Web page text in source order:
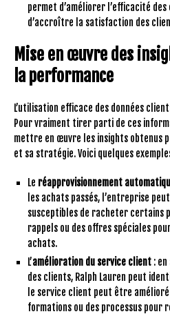
permet d’améliorer l’efficacité
d’accroître la satisfaction des
Mise en œuvre des
la performance
L’utilisation efficace des données
Pour vraiment tirer parti de ces
mettre en œuvre les insights obtenus
et sa stratégie. Voici quelques
Le réapprovisionnement
les achats passés, l’entreprise
susceptibles de racheter certains
rappels ou des offres spéciales
achats.
L’amélioration du service client :
des clients, Ralph Lauren peut
le service client peut être
formations ou des processus pour